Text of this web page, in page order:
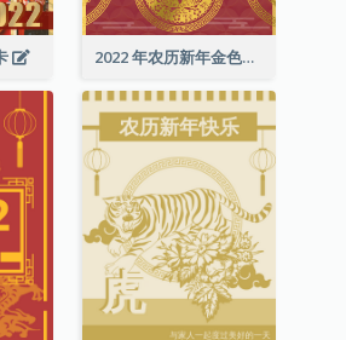
2022 年农历新年金色贺卡